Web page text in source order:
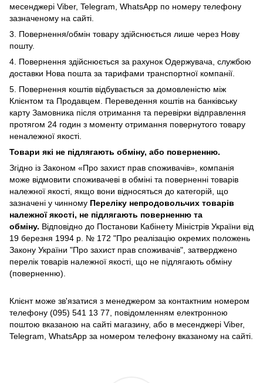
месенджері Viber, Telegram, WhatsApp по номеру телефону
зазначеному на сайті.
3. Повернення/обмін товару здійснюється лише через Нову
пошту.
4. Повернення здійснюється за рахунок Одержувача, службою
доставки Нова пошта за тарифами транспортної компанії.
5. Повернення коштів відбувається за домовленістю між
Клієнтом та Продавцем. Переведення коштів на банківську
карту Замовника після отримання та перевірки відправлення
протягом 24 годин з моменту отримання повернутого товару
неналежної якості.
Товари які не підлягають обміну, або поверненню.
Згідно із Законом «Про захист прав споживачів» , компанія
може відмовити споживачеві в обміні та поверненні товарів
належної якості, якщо вони відносяться до категорій, що
зазначені у чинному Переліку непродовольчих товарів
належної якості, не підлягають поверненню та
обміну. Відповідно до Постанови Кабінету Міністрів України від
19 березня 1994 р. № 172 "Про реалізацію окремих положень
Закону України "Про захист прав споживачів", затверджено
перелік товарів належної якості, що не підлягають обміну
(поверненню).
Клієнт може зв'язатися з менеджером за контактним номером
телефону (095) 541 13 77, повідомленням електронною
поштою вказаною на сайті магазину, або в месенджері Viber,
Telegram, WhatsApp за номером телефону вказаному на сайті.